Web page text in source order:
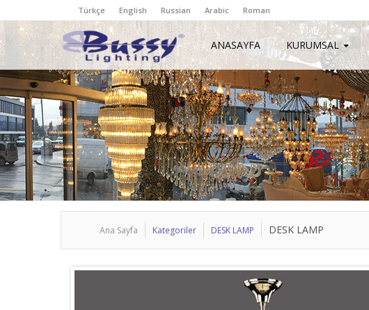
Türkçe English Russian Arabic Roman
ANASAYFA KURUMSAL
Ana Sayfa Kategoriler DESK LAMP DESK LAMP